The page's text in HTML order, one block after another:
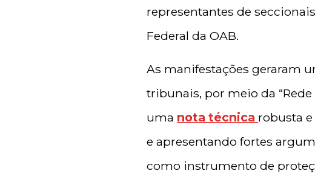
representantes de
Federal da OAB.
As manifestações geraram
tribunais, por meio da
uma nota técnica robusta
e apresentando fortes
como instrumento de